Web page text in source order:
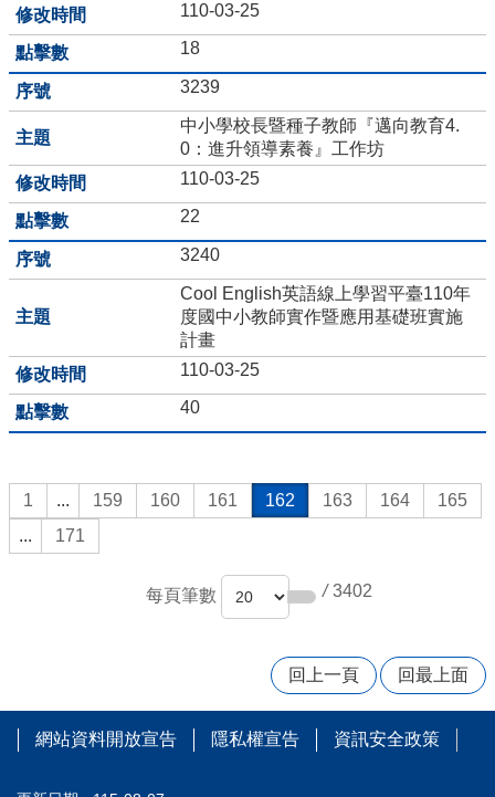
獎
學
金
專
認
識
本
校
校
樹
資
訊
平
台
事
簡
曆
區
110-03-25
18
3239
中小學校長暨種子教師『邁向教育4.
0：進升領導素養』工作坊
110-03-25
22
3240
Cool English英語線上學習平臺110年
度國中小教師實作暨應用基礎班實施
計畫
110-03-25
40
1 ... 159 160 161 162 163 164
165
...
171
每頁筆數 / 3402
回上一頁 回最上面
網站資料開放宣告 隱私權宣告 資訊安全政策